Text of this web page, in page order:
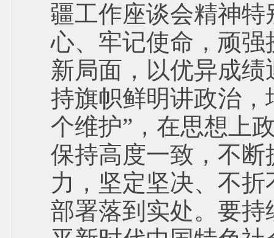
疆工作座谈会精神
心、牢记使命，顽
新局面，以优异成
持旗帜鲜明讲政治，
个维护”，在思想上
保持高度一致，不
力，坚定坚决、不
部署落到实处。要